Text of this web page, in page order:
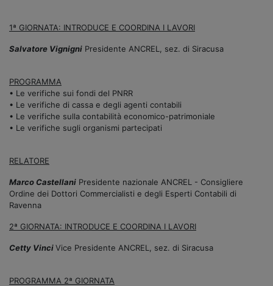
1ª GIORNATA: INTRODUCE E COORDINA I LAVORI
Salvatore Vignigni Presidente ANCREL, sez. di Siracusa
PROGRAMMA
• Le verifiche sui fondi del PNRR
• Le verifiche di cassa e degli agenti contabili
• Le verifiche sulla contabilità economico-patrimoniale
• Le verifiche sugli organismi partecipati
RELATORE
Marco Castellani Presidente nazionale ANCREL - Consigliere
Ordine dei Dottori Commercialisti e degli Esperti Contabili di
Ravenna
2ª GIORNATA: INTRODUCE E COORDINA I LAVORI
Cetty VinciVice Presidente ANCREL, sez. di Siracusa
PROGRAMMA 2ª GIORNATA